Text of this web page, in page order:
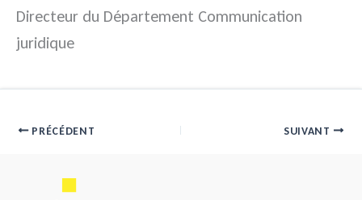
Directeur du Département Communication
juridique
PRÉCÉDENT SUIVANT